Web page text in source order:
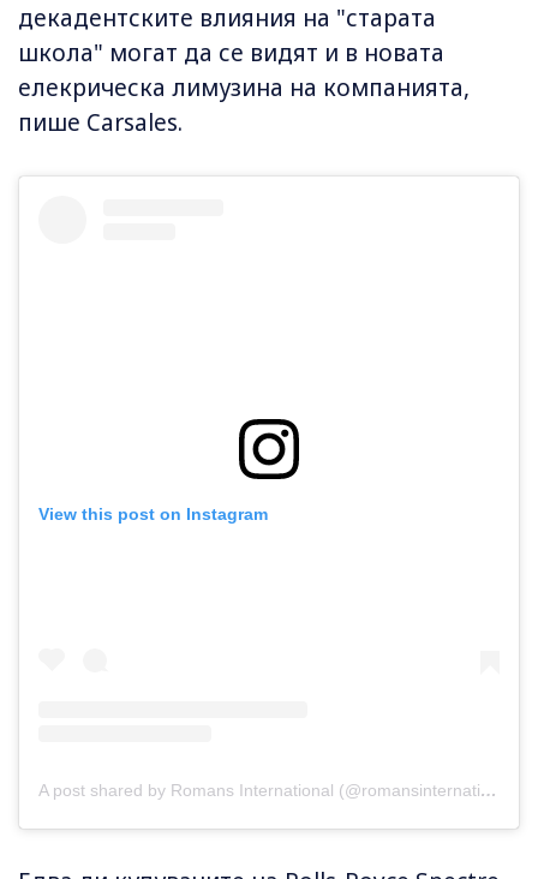
декадентските влияния на "старата
школа" могат да се видят и в новата
елекрическа лимузина на компанията,
пише Carsales.
View this post on Instagram
A post shared by Romans International (@romansinternational)